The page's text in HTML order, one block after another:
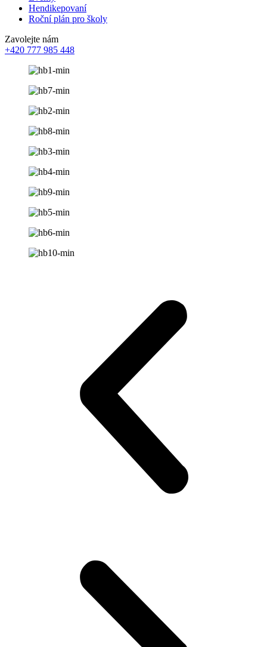
Hendikepovaní
Roční plán pro školy
Zavolejte nám
+420 777 985 448